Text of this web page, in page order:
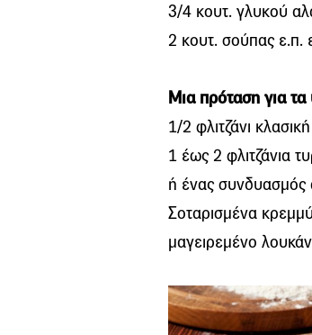
3/4 κουτ. γλυκού
2 κουτ. σούπας ε.π.
Μια πρόταση για τα
1/2 φλιτζάνι
1 έως 2 φλιτζάνια
ή ένας
Σοταρισμένα
μαγειρεμένο